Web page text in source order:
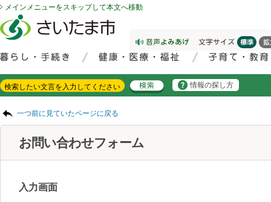
メインメニューをスキップして本文へ移動
情報の探し方
一つ前に見ていたページに戻る
お問い合わせフォーム
入力画面